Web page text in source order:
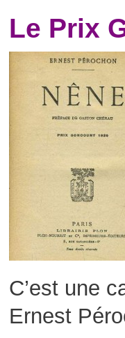
Le Prix
C’est une
Ernest